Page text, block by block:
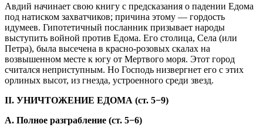
Авдий начинает свою книгу с предсказания о падении Едома
под натиском захватчиков; причина этому — гордость
идумеев. Гипотетичный посланник призывает народы
выступить войной против Едома. Его столица, Села (или
Петра), была высечена в красно-розовых скалах на
возвышенном месте к югу от Мертвого моря. Этот город
считался неприступным. Но Господь низвергнет его с этих
орлиных высот, из гнезда, устроенного среди звезд.
II. УНИЧТОЖЕНИЕ ЕДОМА (ст. 5−9)
А. Полное разграбление (ст. 5−6)